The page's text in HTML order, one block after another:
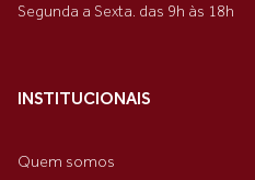
Segunda a Sexta. das 9h às 18h
INSTITUCIONAIS
Quem somos